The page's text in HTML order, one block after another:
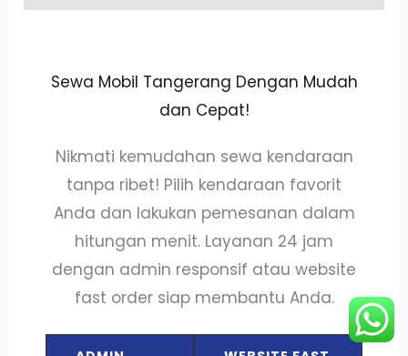
Sewa Mobil Tangerang Dengan Mudah
dan Cepat!
Nikmati kemudahan sewa kendaraan
tanpa ribet! Pilih kendaraan favorit
Anda dan lakukan pemesanan dalam
hitungan menit. Layanan 24 jam
dengan admin responsif atau website
fast order siap membantu Anda.